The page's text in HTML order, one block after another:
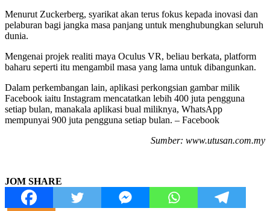
Menurut Zuckerberg, syarikat akan terus fokus kepada inovasi dan
pelaburan bagi jangka masa panjang untuk menghubungkan seluruh
dunia.
Mengenai projek realiti maya Oculus VR, beliau berkata, platform
baharu seperti itu mengambil masa yang lama untuk dibangunkan.
Dalam perkembangan lain, aplikasi perkongsian gambar milik
Facebook iaitu Instagram mencatatkan lebih 400 juta pengguna
setiap bulan, manakala aplikasi bual miliknya, WhatsApp
mempunyai 900 juta pengguna setiap bulan. – Facebook
Sumber: www.utusan.com.my
JOM SHARE